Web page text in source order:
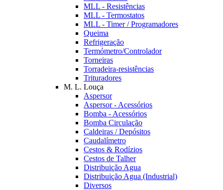
MLL - Resistências
MLL - Termostatos
MLL - Timer / Programadores
Queima
Refrigeração
Termómetro/Controlador
Torneiras
Torradeira-resistências
Trituradores
M. L. Louça
Aspersor
Aspersor - Acessórios
Bomba - Acessórios
Bomba Circulação
Caldeiras / Depósitos
Caudalímetro
Cestos & Rodízios
Cestos de Talher
Distribuição Agua
Distribuição Agua (Industrial)
Diversos